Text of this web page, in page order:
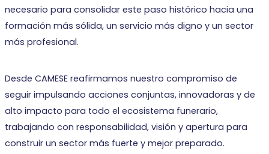
necesario para consolidar este paso histórico hacia una
formación más sólida, un servicio más digno y un sector
más profesional.
Desde CAMESE reafirmamos nuestro compromiso de
seguir impulsando acciones conjuntas, innovadoras y de
alto impacto para todo el ecosistema funerario,
trabajando con responsabilidad, visión y apertura para
construir un sector más fuerte y mejor preparado.